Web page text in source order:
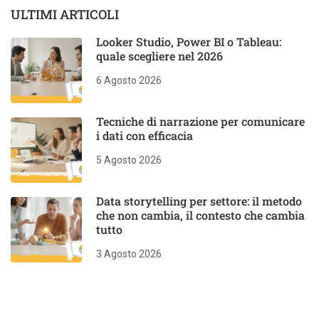
ULTIMI ARTICOLI
Looker Studio, Power BI o Tableau:
quale scegliere nel 2026
6 Agosto 2026
Tecniche di narrazione per comunicare
i dati con efficacia
5 Agosto 2026
Data storytelling per settore: il metodo
che non cambia, il contesto che cambia
tutto
3 Agosto 2026